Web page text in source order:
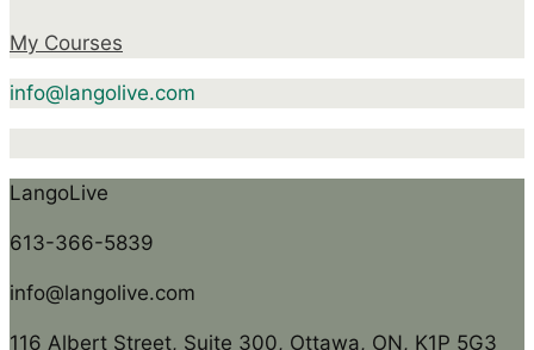
My Courses
info@langolive.com
LangoLive
613-366-5839
info@langolive.com
116 Albert Street, Suite 300, Ottawa, ON, K1P 5G3